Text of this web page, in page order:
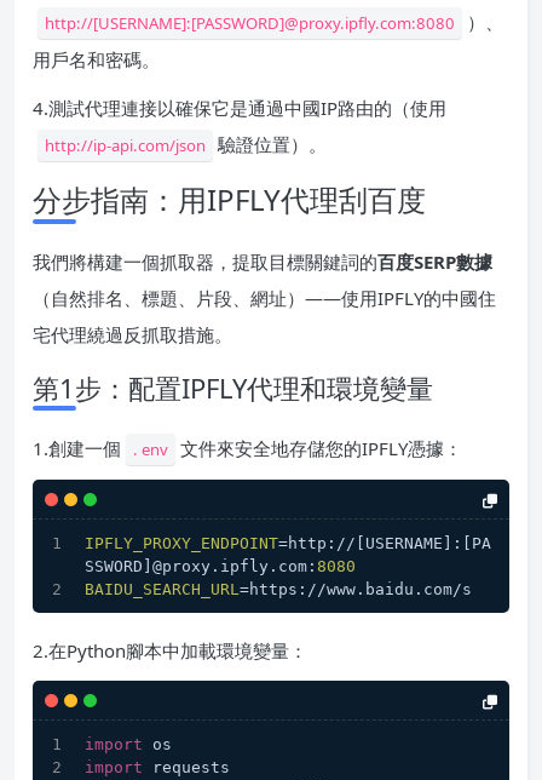
http://[USERNAME]:[PASSWORD]@proxy.ipfly.com:8080
）、
用戶名和密碼。
4.測試代理連接以確保它是通過中國IP路由的（使用
http://ip-api.com/json 驗證位置）。
分步指南：用IPFLY代理刮百度
我們將構建一個抓取器，提取目標關鍵詞的百度SERP數據
（自然排名、標題、片段、網址）——使用IPFLY的中國住
宅代理繞過反抓取措施。
第1步：配置IPFLY代理和環境變量
1.創建一個 . env 文件來安全地存儲您的IPFLY憑據：
IPFLY_PROXY_ENDPOINT=http://[USERNAME]:[PA
SSWORD]@proxy.ipfly.com: 8080
BAIDU_SEARCH_URL=https://www.baidu.com/s
2.在Python腳本中加載環境變量：
import os
import requests